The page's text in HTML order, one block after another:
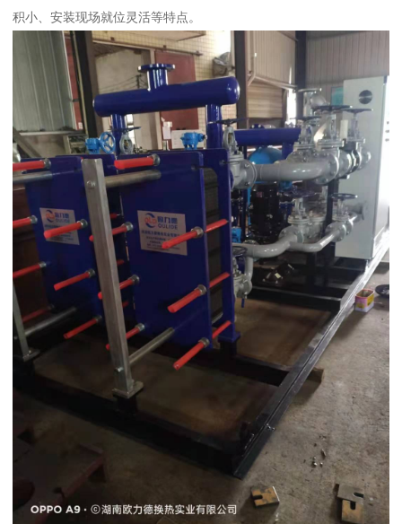
积小、安装现场就位灵活等特点。